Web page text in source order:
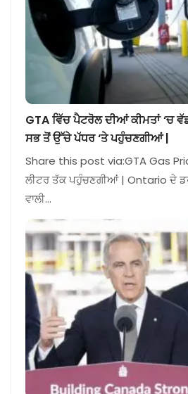
GTA ਵਿੱਚ ਪੈਟਰੋਲ ਦੀਆਂ ਕੀਮਤਾਂ ‘ਚ
ਸਭ ਤੋਂ ਉੱਚੇ ਪੱਧਰ ‘ਤੇ ਪਹੁੰਚਣਗੀਆਂ |
Share this post via:GTA Gas
ਲੀਟਰ ਤੱਕ ਪਹੁੰਚਣਗੀਆਂ | Ontario ਦੇ
ਵਾਲੀ…